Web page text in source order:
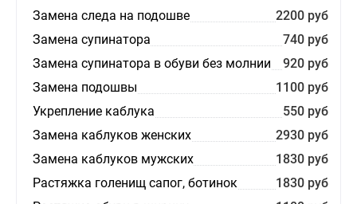
Замена следа на подошве
2200 руб
Замена супинатора
740 руб
Замена супинатора в обуви без молнии
920 руб
Замена подошвы
1100 руб
Укрепление каблука
550 руб
Замена каблуков женских
2930 руб
Замена каблуков мужских
1830 руб
Растяжка голенищ сапог, ботинок
1830 руб